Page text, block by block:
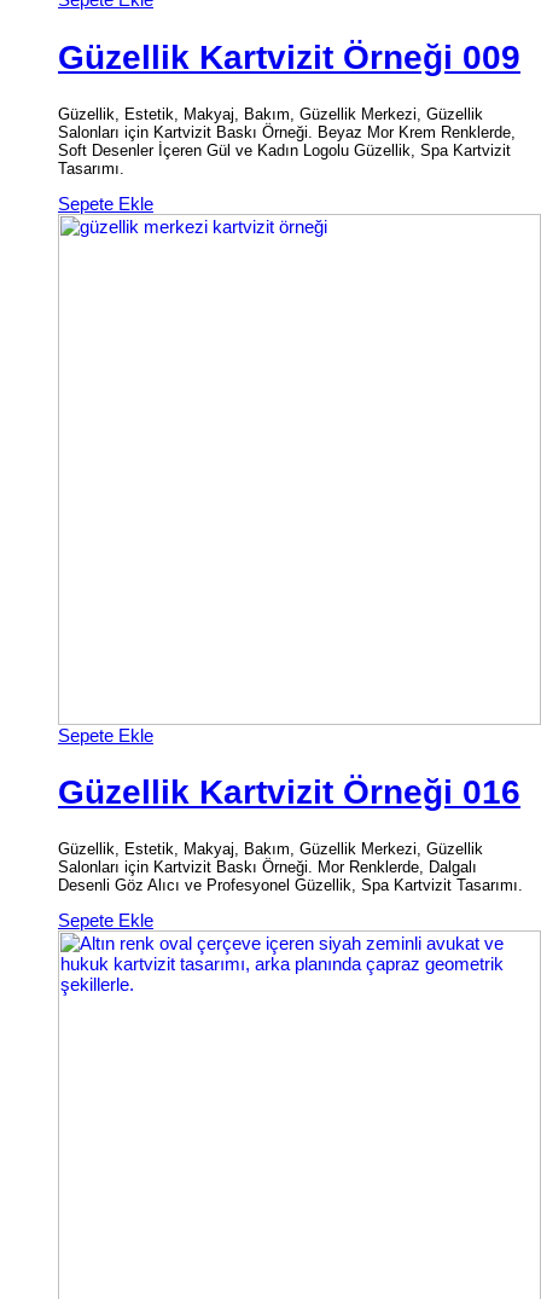
Güzellik Kartvizit Örneği 009
Güzellik, Estetik, Makyaj, Bakım, Güzellik Merkezi, Güzellik
Salonları için Kartvizit Baskı Örneği. Beyaz Mor Krem Renklerde,
Soft Desenler İçeren Gül ve Kadın Logolu Güzellik, Spa Kartvizit
Tasarımı.
Sepete Ekle
Sepete Ekle
Güzellik Kartvizit Örneği 016
Güzellik, Estetik, Makyaj, Bakım, Güzellik Merkezi, Güzellik
Salonları için Kartvizit Baskı Örneği. Mor Renklerde, Dalgalı
Desenli Göz Alıcı ve Profesyonel Güzellik, Spa Kartvizit Tasarımı.
Sepete Ekle